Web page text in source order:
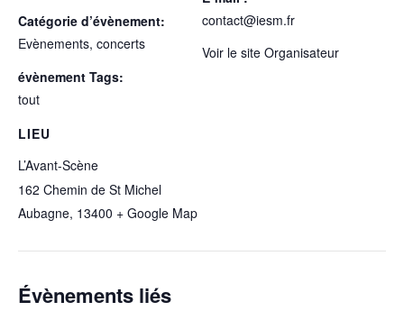
Catégorie d’évènement:
Evènements, concerts
évènement Tags:
tout
LIEU
L’Avant-Scène
162 Chemin de St Michel
Aubagne, 13400 + Google Map
contact@iesm.fr
Voir le site Organisateur
Évènements liés